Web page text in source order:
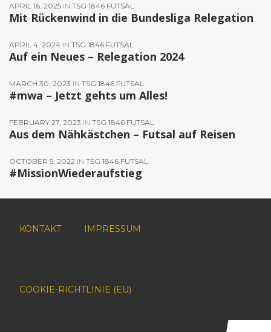
APRIL 16, 2025 IN TSG 1846 FUTSAL
Mit Rückenwind in die Bundesliga Relegation
APRIL 4, 2024 IN TSG 1846 FUTSAL
Auf ein Neues – Relegation 2024
MARCH 30, 2023 IN TSG 1846 FUTSAL
#mwa – Jetzt gehts um Alles!
FEBRUARY 27, 2023 IN TSG 1846 FUTSAL
Aus dem Nähkästchen – Futsal auf Reisen
OCTOBER 5, 2022 IN TSG 1846 FUTSAL
#MissionWiederaufstieg
KONTAKT IMPRESSUM
COOKIE-RICHTLINIE (EU)